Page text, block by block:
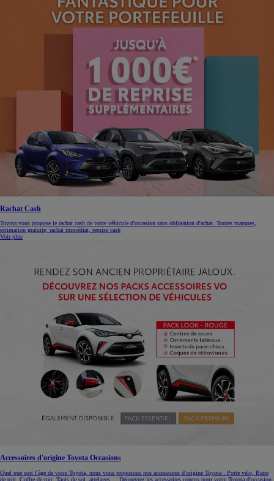
Rachat Cash
Toyota vous propose le rachat cash de votre véhicule d'occasion sans obligation d'achat. Toutes marques,
estimation gratuite, rachat immédiat, reprise cash
Voir plus
Accessoires d'origine Toyota Occasions
Quel que soit l'âge de votre Toyota, nous vous proposons nos accessoires d'origine Toyota : Porte vélo, Barre
de toit, Coffre de toit, Tapis de sol, attelages.... Découvrez les accessoires conçus pour votre Toyota d'occasion.